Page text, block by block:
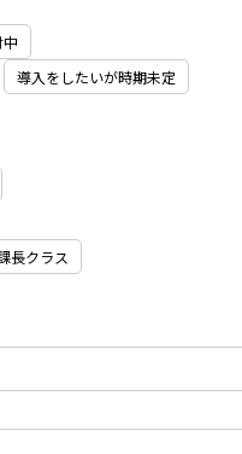
導入をしたいが時期未定
長クラス